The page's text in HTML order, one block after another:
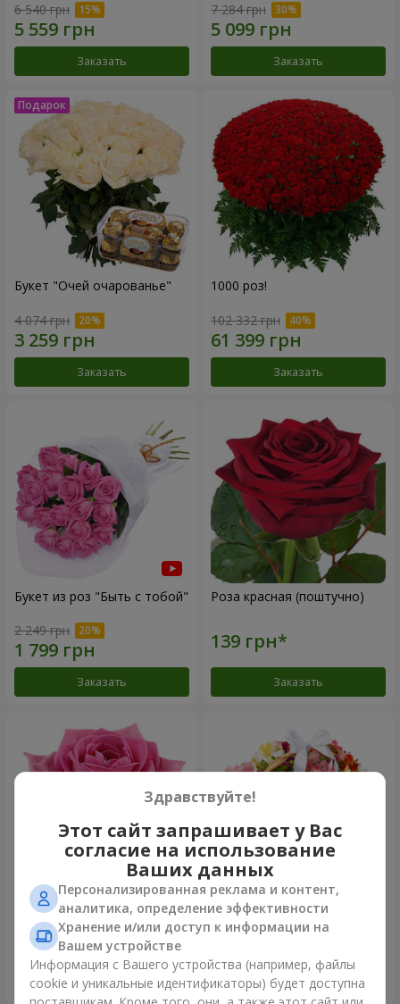
6 540 грн
Заказать
7 284 грн
Заказать
Букет "Очей очарованье"
4 074 грн
Заказать
1000 роз!
102 332 грн
Заказать
Букет из роз "Быть с тобой"
2 249 грн
Заказать
Роза красная (поштучно)
Заказать
Роза розовая (поштучно)
Заказать
Корзина альстромерий
"Акварель"
Заказать
Здравствуйте!
Этот сайт запрашивает у Вас
согласие на использование
Ваших данных
Персонализированная реклама и контент,
аналитика, определение эффективности
Хранение и/или доступ к информации на
Вашем устройстве
Информация с Вашего устройства (например, файлы
cookie и уникальные идентификаторы) будет доступна